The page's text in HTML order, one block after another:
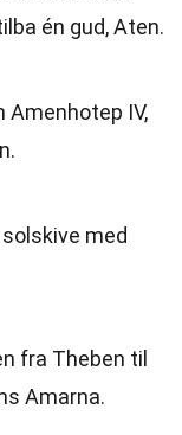
én gud, Aten.
Amenhotep IV,
med
fra Theben til
Amarna.